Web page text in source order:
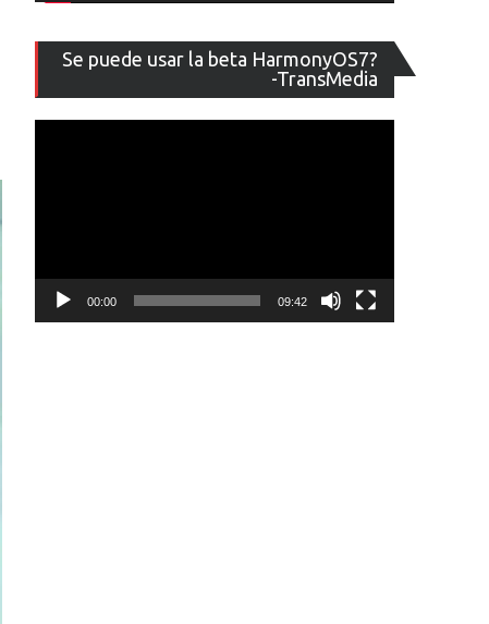
Se puede usar la beta HarmonyOS7?
-TransMedia
de
vídeo
00:00 09:42